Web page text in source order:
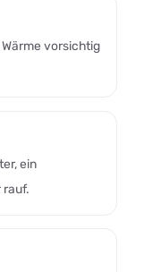
vorsichtig
ein
rauf.